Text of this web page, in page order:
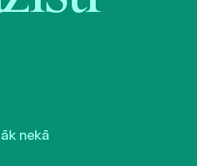
nekā